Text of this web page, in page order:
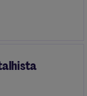
internal